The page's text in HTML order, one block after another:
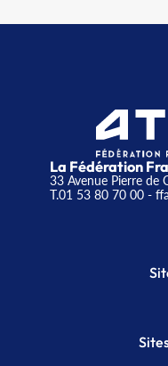
La Fédération
33 Avenue Pierre de
T.01 53 80 70 00-